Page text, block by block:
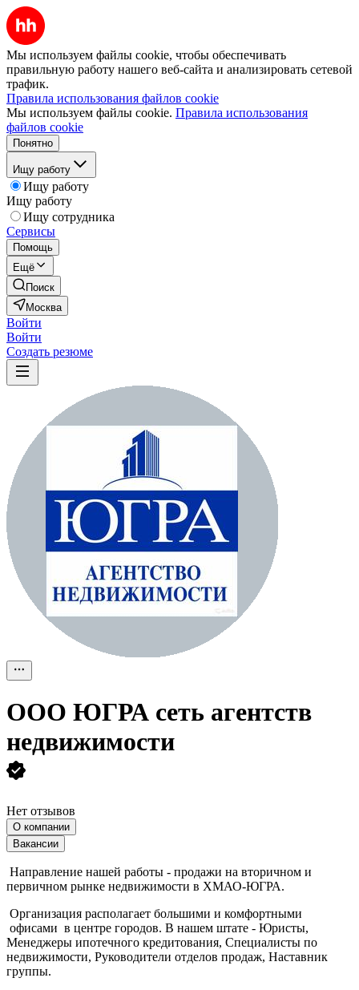
Мы используем файлы cookie, чтобы обеспечивать
правильную работу нашего веб-сайта и анализировать сетевой
трафик.
Правила использования файлов cookie
Мы используем файлы cookie. Правила использования
файлов cookie
Понятно
Ищу работу
Ищу работу
Ищу работу
Ищу сотрудника
Сервисы
Помощь
Ещё
Поиск
Москва
Войти
Войти
Создать резюме
ООО ЮГРА сеть агентств
недвижимости
Нет отзывов
О компании
Вакансии
Направление нашей работы - продажи на вторичном и
первичном рынке недвижимости в ХМАО-ЮГРА.
Организация располагает большими и комфортными
офисами в центре городов. В нашем штате - Юристы,
Менеджеры ипотечного кредитования, Специалисты по
недвижимости, Руководители отделов продаж, Наставник
группы.